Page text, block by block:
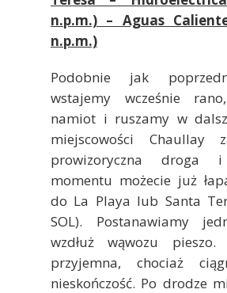
n.p.m.) – Aguas
n.p.m.)
Podobnie jak
wstajemy wcześnie
namiot i ruszamy w
miejscowości Chaullay
prowizoryczna
momentu możecie już
do La Playa lub Santa
SOL). Postanawiamy
wzdłuż wąwozu
przyjemna, chociaż
nieskończość. Po drodze